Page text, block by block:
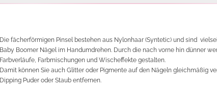
Die fächerförmigen Pinsel bestehen aus Nylonhaar (Syntetic) und sind
Baby Boomer Nägel im Handumdrehen. Durch die nach vorne hin dünner
Farbverläufe, Farbmischungen und Wischeffekte gestalten.
Damit können Sie auch Glitter oder Pigmente auf den Nägeln gleichmäßig
Dipping Puder oder Staub entfernen.